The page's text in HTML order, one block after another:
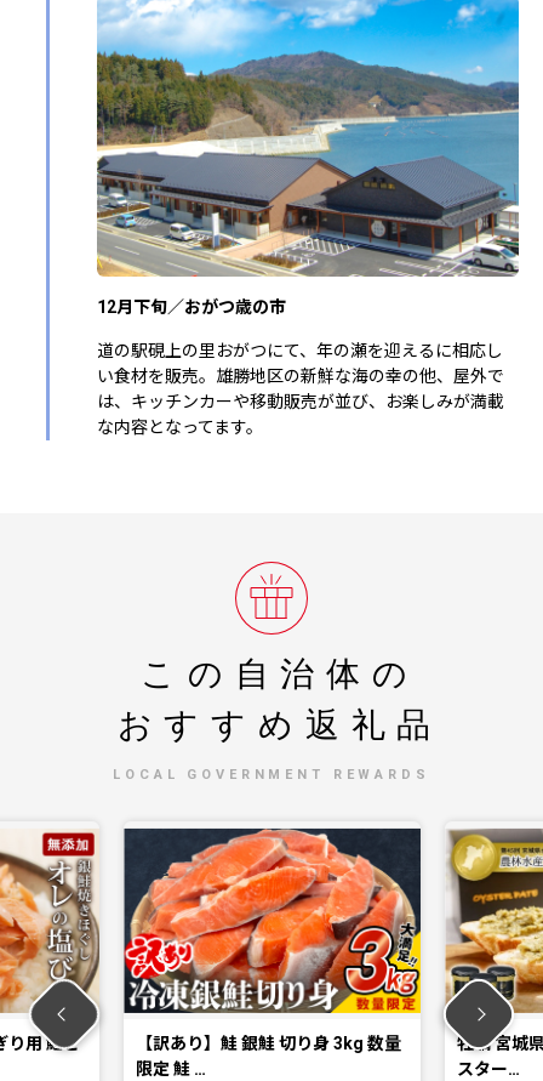
12月下旬／おがつ歳の市
道の駅硯上の里おがつにて、年の瀬を迎えるに相応し
い食材を販売。雄勝地区の新鮮な海の幸の他、屋外で
は、キッチンカーや移動販売が並び、お楽しみが満載
な内容となってます。
この自治体の
おすすめ返礼品
LOCAL GOVERNMENT REWARDS
り用 鮭と
【訳あり】鮭 銀鮭 切り身 3kg 数量
限定 鮭 …
牡蠣 宮城
スター…